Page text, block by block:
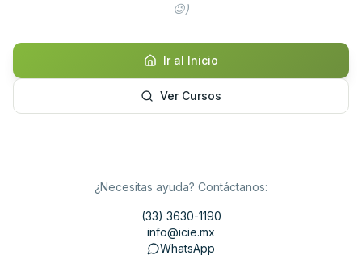
😉)
Ir al Inicio
Ver Cursos
¿Necesitas ayuda? Contáctanos:
(33) 3630-1190
info@icie.mx
WhatsApp